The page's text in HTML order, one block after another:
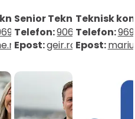
konsulent
Senior Teknisk
Telefon:90637003
Epost:
Teknisk
Telefon:
Epost: